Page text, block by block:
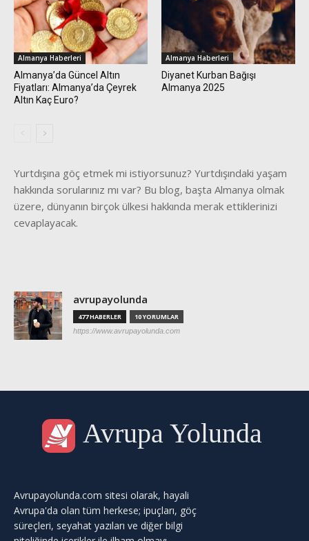
Almanya Haberleri
Almanya’da Güncel Altın
Fiyatları: Almanya’da Çeyrek
Altın Kaç Euro?
Almanya Haberleri
Diyanet Kurban Bağışı
Almanya 2025
Yurtdışına göç etmek mi istiyorsunuz? Yurtdışındaki yaşam
hakkında sorularınız mı var? Bu blog, başta Almanya olmak
üzere, dünyanın birçok ülkesi hakkında merak ettiklerinizi
cevaplayacak.
avrupayolunda
477 HABERLER 10 YORUMLAR
https://www.avrupayolunda.com
Avrupa Yolunda
Avrupayolunda.com sitesi olarak, hayali
Avrupa'da olan tüm herkese; ipuçları, göç
süreçleri, seyahat yazıları ve diğer bilgi